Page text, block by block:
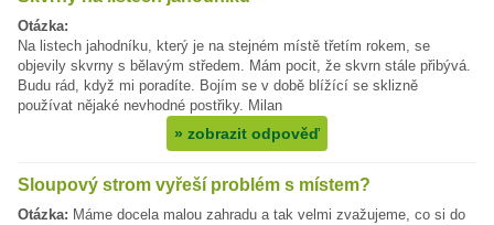
Otázka:
Na listech jahodníku, který je na stejném místě třetím rokem, se
objevily skvrny s bělavým středem. Mám pocit, že skvrn stále přibývá.
Budu rád, když mi poradíte. Bojím se v době blížící se sklizně
používat nějaké nevhodné postřiky. Milan
» zobrazit odpověď
Sloupový strom vyřeší problém s místem?
Otázka: Máme docela malou zahradu a tak velmi zvažujeme, co si do